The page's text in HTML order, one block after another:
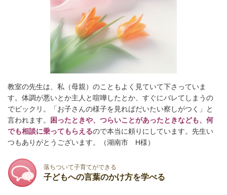
教室の先生は、私（母親）のこともよく見ていて下さっていま
す。体調が悪いとか主人と喧嘩したとか、すぐにバレてしまうの
でビックリ。「お子さんの様子を見ればだいたい察しがつく」と
言われます。
困ったときや、つらいことがあったときなども、何
でも相談に乗ってもらえるので本当に頼りにしています。先生い
つもありがとうございます。（湖南市 H様）
落ちついて子育てができる
子どもへの言葉のかけ方を学べる